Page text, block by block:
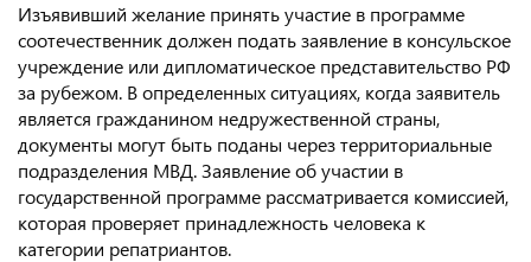
Изъявивший желание принять участие в программе
соотечественник должен подать заявление в консульское
учреждение или дипломатическое представительство РФ
за рубежом. В определенных ситуациях, когда заявитель
является гражданином недружественной страны,
документы могут быть поданы через территориальные
подразделения МВД. Заявление об участии в
государственной программе рассматривается комиссией,
которая проверяет принадлежность человека к
категории репатриантов.